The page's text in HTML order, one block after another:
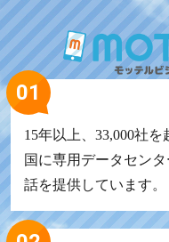
15年以上、33,000社
国に専用データセン
話を提供しています。